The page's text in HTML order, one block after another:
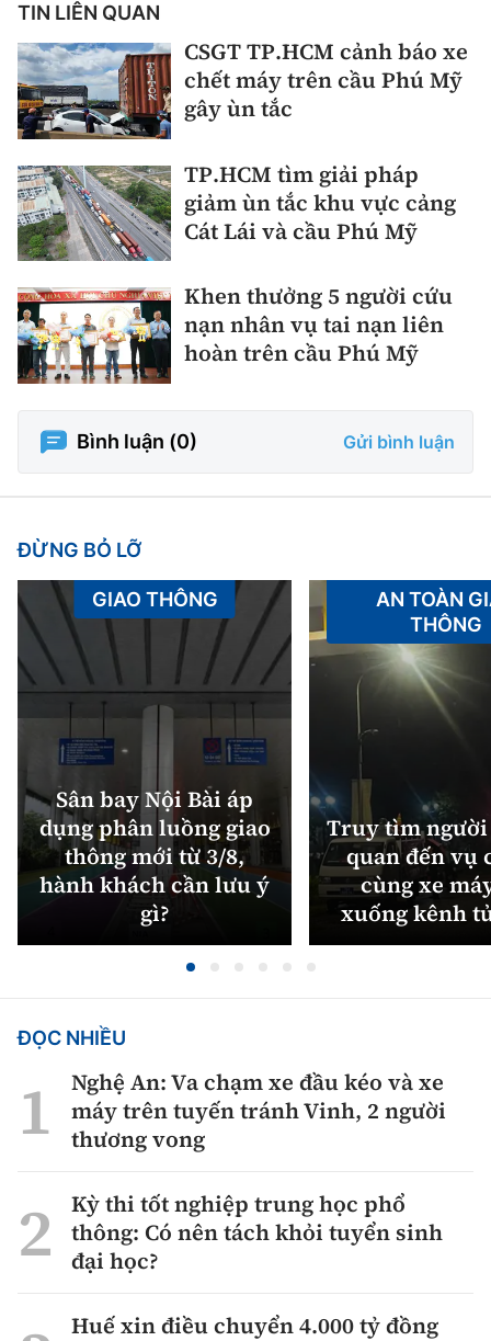
TIN LIÊN QUAN
CSGT TP.HCM cảnh báo xe
chết máy trên cầu Phú Mỹ
gây ùn tắc
TP.HCM tìm giải pháp
giảm ùn tắc khu vực cảng
Cát Lái và cầu Phú Mỹ
Khen thưởng 5 người cứu
nạn nhân vụ tai nạn liên
hoàn trên cầu Phú Mỹ
Bình luận (0) Gửi bình luận
ĐỪNG BỎ LỠ
Sân bay Nội Bài áp
dụng phân luồng giao
thông mới từ 3/8,
hành khách cần lưu ý
gì?
GIAO THÔNG
Truy tìm
quan đến vụ
cùng xe
xuống kênh
AN TOÀN
THÔNG
ĐỌC NHIỀU
Nghệ An: Va chạm xe đầu kéo và xe
máy trên tuyến tránh Vinh, 2 người
thương vong
Kỳ thi tốt nghiệp trung học phổ
thông: Có nên tách khỏi tuyển sinh
đại học?
Huế xin điều chuyển 4.000 tỷ đồng